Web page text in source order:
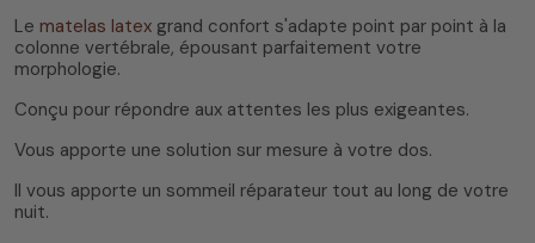
Le matelas latex grand confort s'adapte point par point à la
colonne vertébrale, épousant parfaitement votre
morphologie.
Conçu pour répondre aux attentes les plus exigeantes.
Vous apporte une solution sur mesure à votre dos.
Il vous apporte un sommeil réparateur tout au long de votre
nuit.